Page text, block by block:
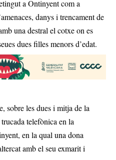
a Ontinyent com a
danys i trencament de
una destral el cotxe on es
dues filles menors d’edat.
sobre les dues i mitja de la
telefònica en la
en la qual una dona
amb el seu exmarit i